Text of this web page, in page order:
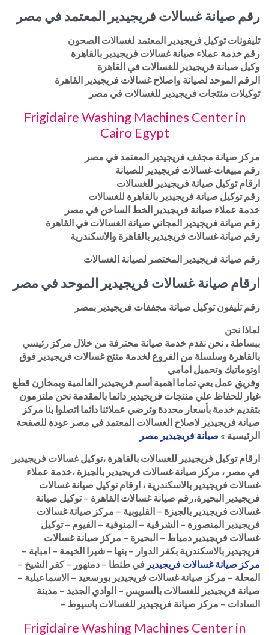
رقم صيانة غسالات فريجيدير المعتمد في مصر
تليفونات توكيل فريجيدير المعتمد لغسالات الصحون
رقم خدمة عملاء صيانة غسالات فريجيدير بالقاهرة
وكيل صيانة فريجيدير للغسالات في القاهرة
الرقم الموحد لصيانة واصلاح غسالات فريجيدير القاهرة
توكيلات منتجات فريجيدير للغسالات في مصر
Frigidaire Washing Machines Center in
Cairo Egypt
مركز صيانة مجفف فريجيدير المعتمد في مصر
رقم مبيعات غسالات فريجيدير للصيانة
ارقام توكيل صيانة فريجيدير للغسالات
رقم توكيل صيانة فريجيدير بالقاهرة للغسالات
خدمة عملاء صيانة فريجيدير الخط الساخن في مصر
رقم صيانة فريجيدير المجاني صيانة الغسالات في القاهرة
رقم صيانة غسالات فريجيدير بالقاهرة والاسكندرية
رقم صيانة فريجيدير المختصر لصيانة الغسالات
ارقام صيانة غسالات فريجيدير الموحد في مصر
رقم تليفون توكيل صيانة مجففات فريجيدير بمصر
لماذا نحن
ببساطة ، نحن نقدم خدمة صيانة محترفة من خلال مركز رئيسي
بالقاهرة وسلسلة من الفروع لخدمة منتج غسالات فريجيدير فوق
اوتوماتيك وتحميل امامي
وفريق عمل يعي تماما اهمية أسم فريجيدير العالمية وبمخازن قطع
غيار للحفاظ علي منتجات فريجيدير دائما بالمقدمة نحن ملتزمون
بتقديم خدمة بأسعار محددة وترضي عملائنا دائما اتصلوا بنا مركز
صيانة فريجيدير لاصلاح الغسالات المعتمد في مصر عودة للصفحة
الرئيسية » صيانة فريجيدير مصر
ارقام توكيل فريجيدير للغسالات بالقاهرة ،توكيل غسالات فريجيدير
في مصر ، مركز صيانة غسالات فريجيدير بالجيزة ،خدمة عملاء
غسالات فريجيدير بالاسكندرية ، ارقام توكيل صيانة غسالات
فريجيدير البحيرة،رقم صيانة غسالات القاهرة – توكيل صيانة
غسالات فريجيدير بالجيزة – القليوبية – مركز صيانة غسالات
فريجيدير المنصورة – الشرقية – المنوفية – الفيوم – توكيل
غسالات فريجيدير دمياط – البحيرة – مركز صيانة غسالات
فريجيدير بالاسكندرية بكفر الدوار – بنها – شبرا الخيمة – امبابة –
مركز صيانة غسالات فريجيدير في طنطا – دمنهور – كفر الشيخ –
المحلة – مركز صيانة غسالات فريجيدير بورسعيد – الاسماعيلية –
صيانة فريجيدير للغسالات بالسويس – الوادي الجديد – مدينة
السادات – مركز صيانة فريجيدير للغسالات باسيوط –
Frigidaire Washing Machines Center in